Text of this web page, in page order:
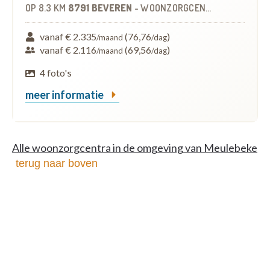
OP 8.3 KM 8791 BEVEREN -WOONZORGCENTRUM (WZC)
vanaf € 2.335/maand (76,76/dag)
vanaf € 2.116/maand (69,56/dag)
4 foto's
meer informatie
Alle woonzorgcentra in de omgeving van Meulebeke
terug naar boven